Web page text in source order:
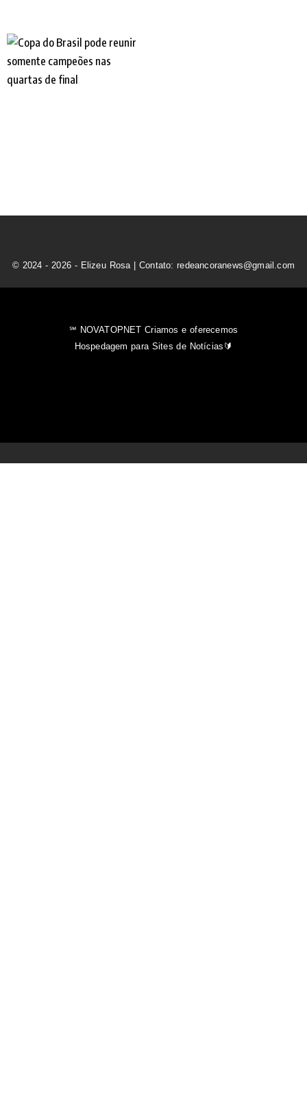
© 2024 - 2026 - Elizeu Rosa | Contato: redeancoranews@gmail.com
℠ NOVATOPNET Criamos e oferecemos
Hospedagem para Sites de Notícias🔰